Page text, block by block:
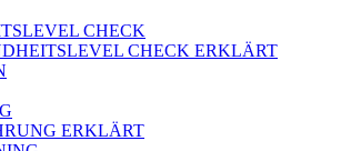
CHECK
CHECK ERKLÄRT
ERKLÄRT